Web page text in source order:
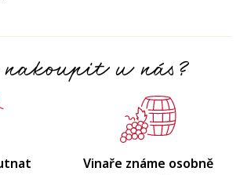
u nás?
Vinaře známe osobně